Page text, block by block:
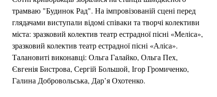
трамваю "Будинок Рад". На імпровізованій сцені перед
глядачами виступали відомі співаки та творчі колективи
міста: зразковий колектив театр естрадної пісні «Меліса»,
зразковий колектив театр естрадної пісні «Аліса».
Талановиті виконавці: Ольга Галайко, Ольга Пех,
Євгенія Бистрова, Сергій Большой, Ігор Громиченко,
Галина Добровольська, Дар’я Охотенко.